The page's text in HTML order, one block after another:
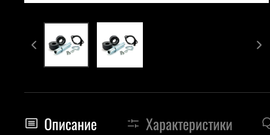
Описание Характеристики